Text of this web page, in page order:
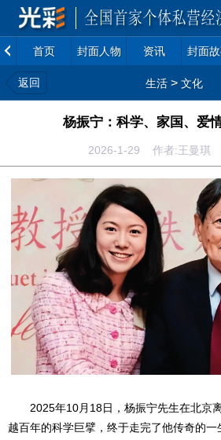
首页 封面人物 资讯 封面
返回 生活 > 文化
杨振宁：科学、家国、爱
2026-1-29 作者:王曼
2025年10月18日，杨振宁先生在北京
越百年的科学巨擘，终于走完了他传奇的一